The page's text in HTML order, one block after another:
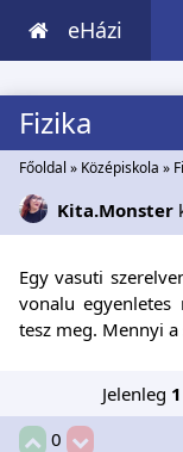
eHázi
Fizika
Főoldal » Középiskola »
Kita.Monster
Egy vasuti
vonalu
tesz meg. Mennyi a
Jelenleg 1
0